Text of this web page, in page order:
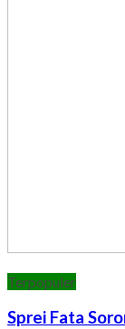
Terpopuler
Sprei Fata